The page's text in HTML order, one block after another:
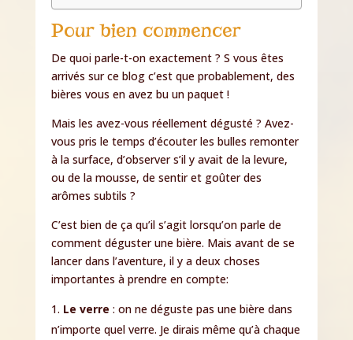
Pour bien commencer
De quoi parle-t-on exactement ? S vous êtes
arrivés sur ce blog c’est que probablement, des
bières vous en avez bu un paquet !
Mais les avez-vous réellement dégusté ? Avez-
vous pris le temps d’écouter les bulles remonter
à la surface, d’observer s’il y avait de la levure,
ou de la mousse, de sentir et goûter des
arômes subtils ?
C’est bien de ça qu’il s’agit lorsqu’on parle de
comment déguster une bière. Mais avant de se
lancer dans l’aventure, il y a deux choses
importantes à prendre en compte:
Le verre : on ne déguste pas une bière dans
n’importe quel verre. Je dirais même qu’à chaque